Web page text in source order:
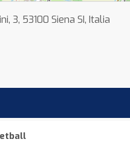
3, 53100 Siena SI, Italia